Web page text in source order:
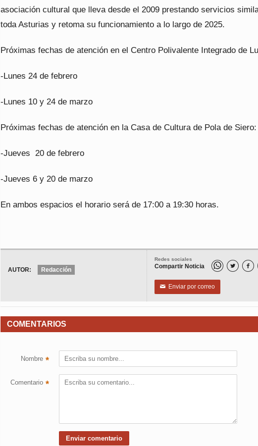
asociación cultural que lleva desde el 2009 prestando servicios
toda Asturias y retoma su funcionamiento a lo largo de 2025.
Próximas fechas de atención en el Centro Polivalente Integrado de
-Lunes 24 de febrero
-Lunes 10 y 24 de marzo
Próximas fechas de atención en la Casa de Cultura de Pola de Siero:
-Jueves 20 de febrero
-Jueves 6 y 20 de marzo
En ambos espacios el horario será de 17:00 a 19:30 horas.
Redes sociales
Compartir Noticia  
✉ Enviar por correo
AUTOR: Redacción
COMENTARIOS
Nombre *
Comentario *